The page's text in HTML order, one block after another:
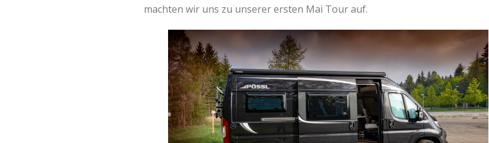
machten wir uns zu unserer ersten Mai Tour auf.